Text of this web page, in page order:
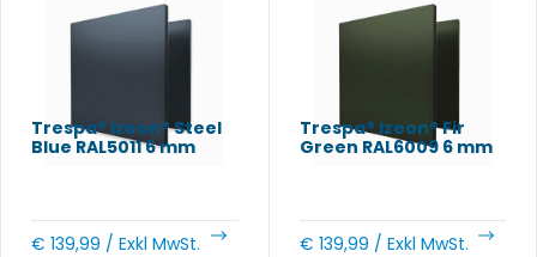
Trespa® Izeon® Steel
Blue RAL5011 6 mm
€ 139,99 / Exkl MwSt.
Trespa® Izeon® Fir
Green RAL6009 6 mm
€ 139,99 / Exkl MwSt.